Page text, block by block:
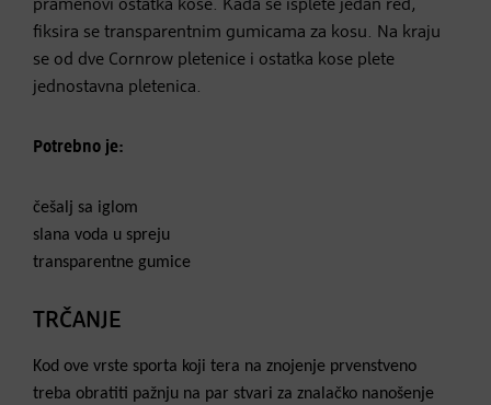
pramenovi ostatka kose. Kada se isplete jedan red,
fiksira se transparentnim gumicama za kosu. Na kraju
se od dve Cornrow pletenice i ostatka kose plete
jednostavna pletenica.
Potrebno je:
češalj sa iglom
slana voda u spreju
transparentne gumice
TRČANJE
Kod ove vrste sporta koji tera na znojenje prvenstveno
treba obratiti pažnju na par stvari za znalačko nanošenje